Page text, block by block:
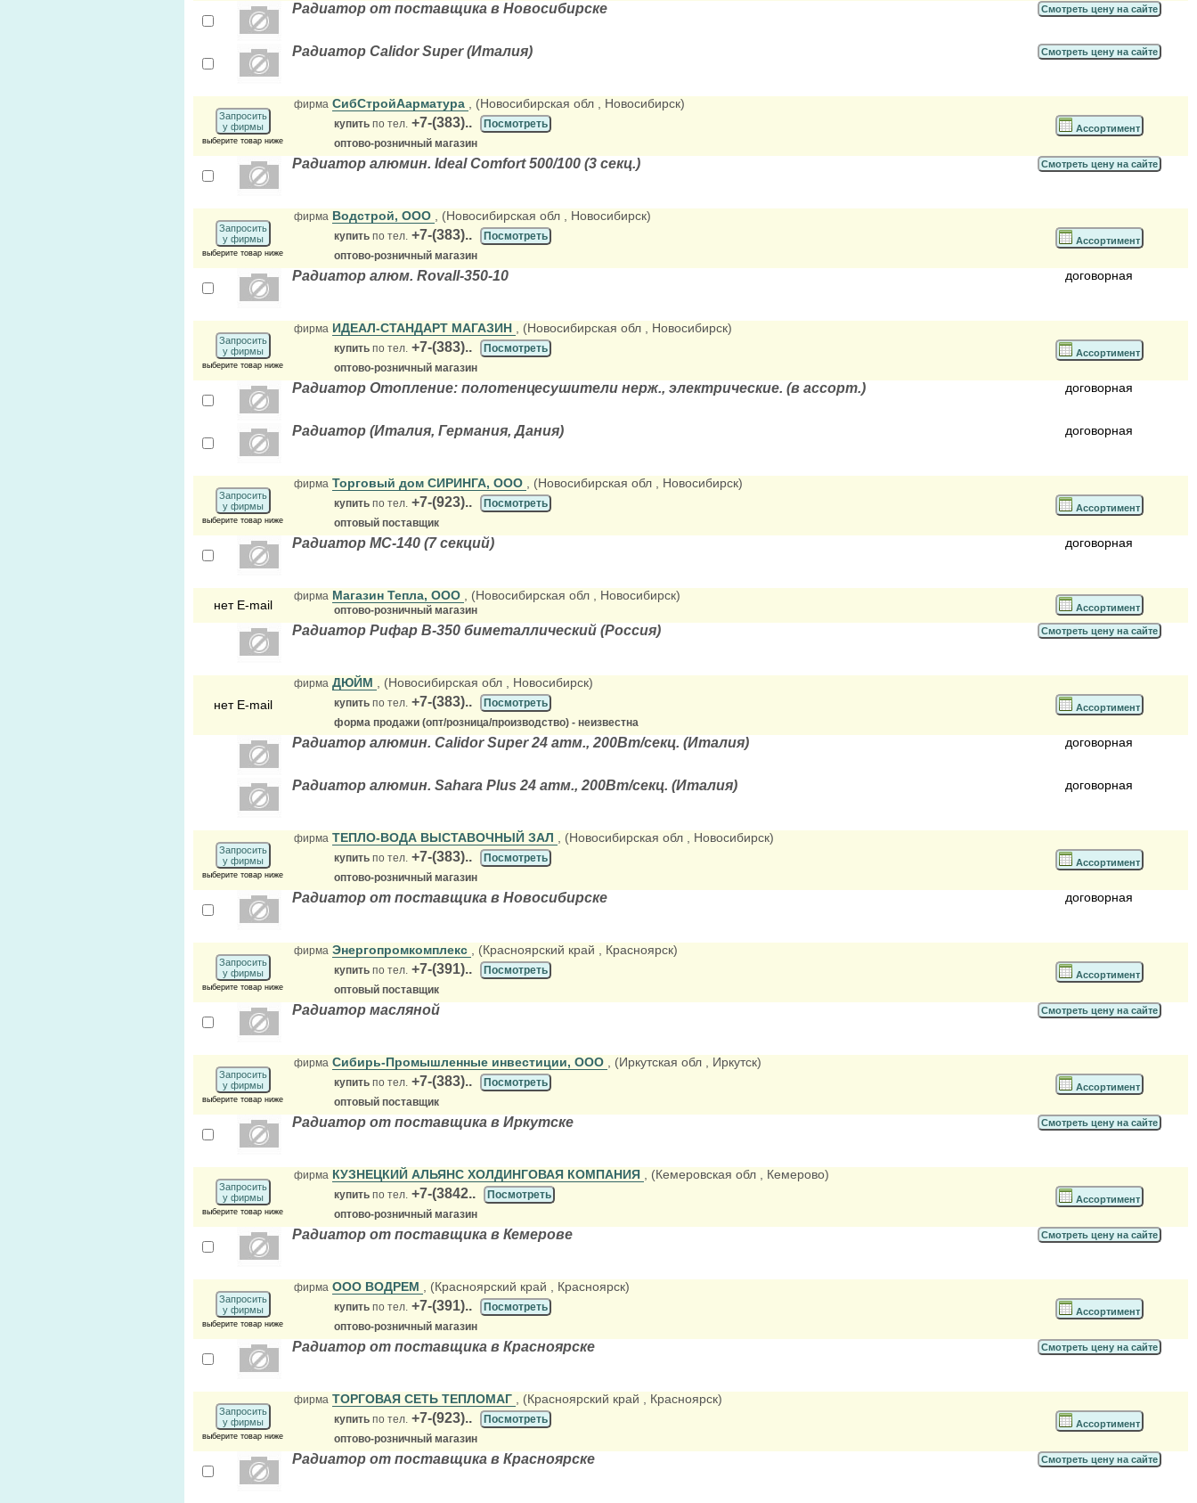
Радиатор от поставщика в Новосибирске Смотреть цену на сайте
Радиатор Calidor Super (Италия) Смотреть цену на сайте
Запросить
у фирмы
выберите товар ниже
фирма СибСтройАарматура , (Новосибирская обл , Новосибирск)
купить по тел. +7-(383)..
Посмотреть
оптово-розничный магазин
Ассортимент
Радиатор алюмин. Ideal Comfort 500/100 (3 секц.) Смотреть цену на сайте
Запросить
у фирмы
выберите товар ниже
фирма Водстрой, ООО , (Новосибирская обл , Новосибирск)
купить по тел. +7-(383)..
Посмотреть
оптово-розничный магазин
Ассортимент
Радиатор алюм. Rovall-350-10 договорная
Запросить
у фирмы
выберите товар ниже
фирма ИДЕАЛ-СТАНДАРТ МАГАЗИН , (Новосибирская обл , Новосибирск)
купить по тел. +7-(383)..
Посмотреть
оптово-розничный магазин
Ассортимент
Радиатор Отопление: полотенцесушители нерж., электрические. (в ассорт.) договорная
Радиатор (Италия, Германия, Дания) договорная
Запросить
у фирмы
выберите товар ниже
фирма Торговый дом СИРИНГА, ООО , (Новосибирская обл , Новосибирск)
купить по тел. +7-(923)..
Посмотреть
оптовый поставщик
Ассортимент
Радиатор МС-140 (7 секций) договорная
нет E-mail
фирма Магазин Тепла, ООО , (Новосибирская обл , Новосибирск)
оптово-розничный магазин Ассортимент
Радиатор Рифар В-350 биметаллический (Россия) Смотреть цену на сайте
нет E-mail
фирма ДЮЙМ , (Новосибирская обл , Новосибирск)
купить по тел. +7-(383)..
Посмотреть
форма продажи (опт/розница/производство) - неизвестна
Ассортимент
Радиатор алюмин. Calidor Super 24 атм., 200Вт/секц. (Италия) договорная
Радиатор алюмин. Sahara Plus 24 атм., 200Вт/секц. (Италия) договорная
Запросить
у фирмы
выберите товар ниже
фирма ТЕПЛО-ВОДА ВЫСТАВОЧНЫЙ ЗАЛ , (Новосибирская обл , Новосибирск)
купить по тел. +7-(383)..
Посмотреть
оптово-розничный магазин
Ассортимент
Радиатор от поставщика в Новосибирске договорная
Запросить
у фирмы
выберите товар ниже
фирма Энергопромкомплекс , (Красноярский край , Красноярск)
купить по тел. +7-(391)..
Посмотреть
оптовый поставщик
Ассортимент
Радиатор масляной Смотреть цену на сайте
Запросить
у фирмы
выберите товар ниже
фирма Сибирь-Промышленные инвестиции, ООО , (Иркутская обл , Иркутск)
купить по тел. +7-(383)..
Посмотреть
оптовый поставщик
Ассортимент
Радиатор от поставщика в Иркутске Смотреть цену на сайте
Запросить
у фирмы
выберите товар ниже
фирма КУЗНЕЦКИЙ АЛЬЯНС ХОЛДИНГОВАЯ КОМПАНИЯ , (Кемеровская обл , Кемерово)
купить по тел. +7-(3842..
Посмотреть
оптово-розничный магазин
Ассортимент
Радиатор от поставщика в Кемерове Смотреть цену на сайте
Запросить
у фирмы
выберите товар ниже
фирма ООО ВОДРЕМ , (Красноярский край , Красноярск)
купить по тел. +7-(391)..
Посмотреть
оптово-розничный магазин
Ассортимент
Радиатор от поставщика в Красноярске Смотреть цену на сайте
Запросить
у фирмы
выберите товар ниже
фирма ТОРГОВАЯ СЕТЬ ТЕПЛОМАГ , (Красноярский край , Красноярск)
купить по тел. +7-(923)..
Посмотреть
оптово-розничный магазин
Ассортимент
Радиатор от поставщика в Красноярске Смотреть цену на сайте